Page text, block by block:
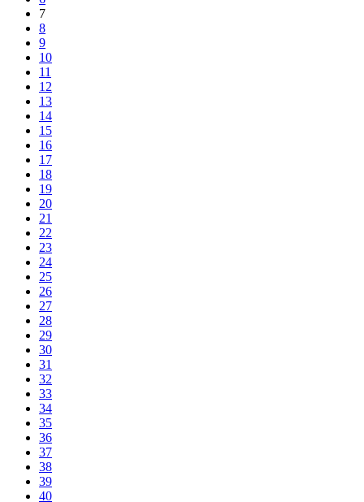
7
8
9
10
11
12
13
14
15
16
17
18
19
20
21
22
23
24
25
26
27
28
29
30
31
32
33
34
35
36
37
38
39
40